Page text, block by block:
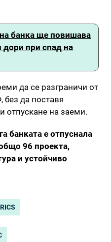
банка ще повишава
дори при спад на
да се разграничи от
да поставя
отпускане на заеми.
банката е отпуснала
96 проекта,
и устойчиво